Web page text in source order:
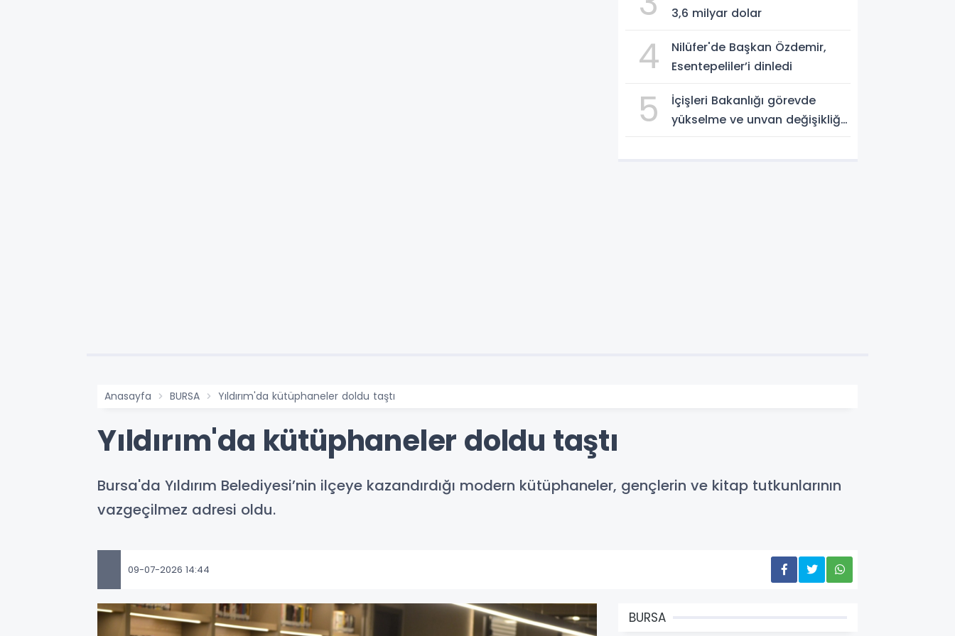
3,6 milyar dolar
4
Nilüfer'de Başkan Özdemir,
Esentepeliler’i dinledi
5
İçişleri Bakanlığı görevde
yükselme ve unvan değişikliği
Anasayfa BURSA Yıldırım'da kütüphaneler doldu taştı
Yıldırım'da kütüphaneler doldu taştı
Bursa'da Yıldırım Belediyesi’nin ilçeye kazandırdığı modern kütüphaneler, gençlerin ve kitap tutkunlarının
vazgeçilmez adresi oldu.
09-07-2026 14:44
BURSA